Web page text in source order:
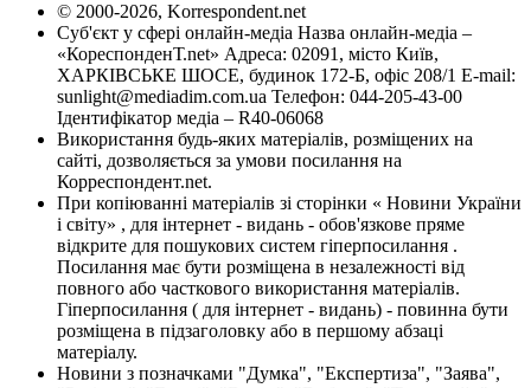
© 2000-2026, Korrespondent.net
Суб'єкт у сфері онлайн-медіа Назва онлайн-медіа –
«КореспонденТ.net» Адреса: 02091, місто Київ,
ХАРКІВСЬКЕ ШОСЕ, будинок 172-Б, офіс 208/1 E-mail:
sunlight@mediadim.com.ua Телефон: 044-205-43-00
Ідентифікатор медіа – R40-06068
Використання будь-яких матеріалів, розміщених на
сайті, дозволяється за умови посилання на
Корреспондент.net.
При копіюванні матеріалів зі сторінки « Новини України
і світу» , для інтернет - видань - обов'язкове пряме
відкрите для пошукових систем гіперпосилання .
Посилання має бути розміщена в незалежності від
повного або часткового використання матеріалів.
Гіперпосилання ( для інтернет - видань) - повинна бути
розміщена в підзаголовку або в першому абзаці
матеріалу.
Новини з позначками "Думка", "Експертиза", "Заява",